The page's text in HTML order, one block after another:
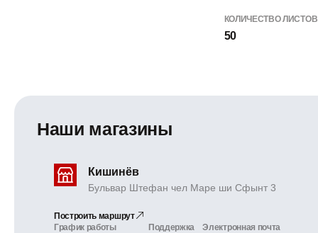
КОЛИЧЕСТВО
50
Наши магазины
Кишинёв
Бульвар Штефан чел Маре ши Сфынт 3
Построить маршрут
График работы
Поддержка Электронная почта